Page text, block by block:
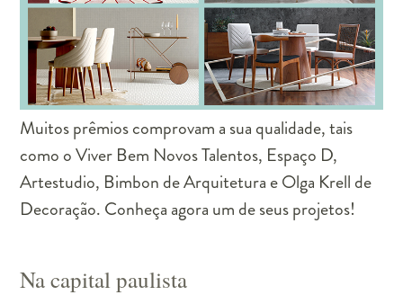
Muitos prêmios comprovam a sua qualidade, tais
como o Viver Bem Novos Talentos, Espaço D,
Artestudio, Bimbon de Arquitetura e Olga Krell de
Decoração. Conheça agora um de seus projetos!
Na capital paulista